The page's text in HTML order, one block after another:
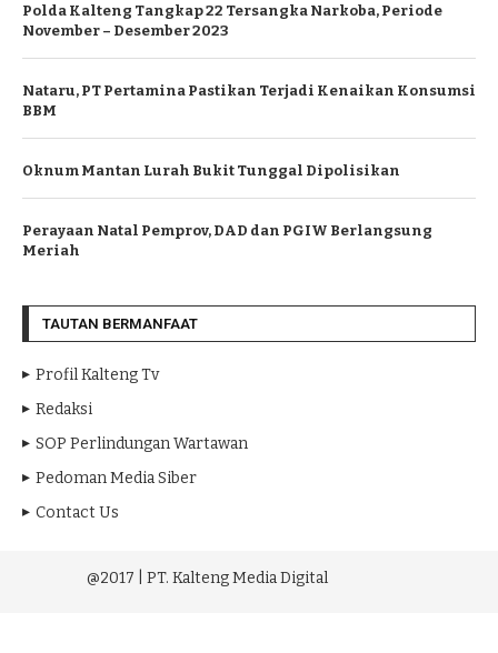
Polda Kalteng Tangkap 22 Tersangka Narkoba, Periode
November – Desember 2023
Nataru, PT Pertamina Pastikan Terjadi Kenaikan Konsumsi
BBM
Oknum Mantan Lurah Bukit Tunggal Dipolisikan
Perayaan Natal Pemprov, DAD dan PGIW Berlangsung
Meriah
TAUTAN BERMANFAAT
Profil Kalteng Tv
Redaksi
SOP Perlindungan Wartawan
Pedoman Media Siber
Contact Us
@2017 | PT. Kalteng Media Digital